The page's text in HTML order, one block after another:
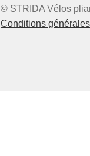
© STRIDA Vélos
Conditions générales